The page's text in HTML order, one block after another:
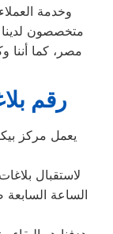
وخدمة
متخصصون
مصر، كما أننا
رقم
الساعة